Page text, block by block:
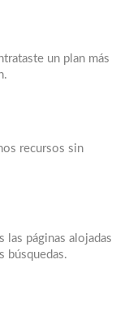
un plan más
recursos sin
las páginas alojadas
búsquedas.